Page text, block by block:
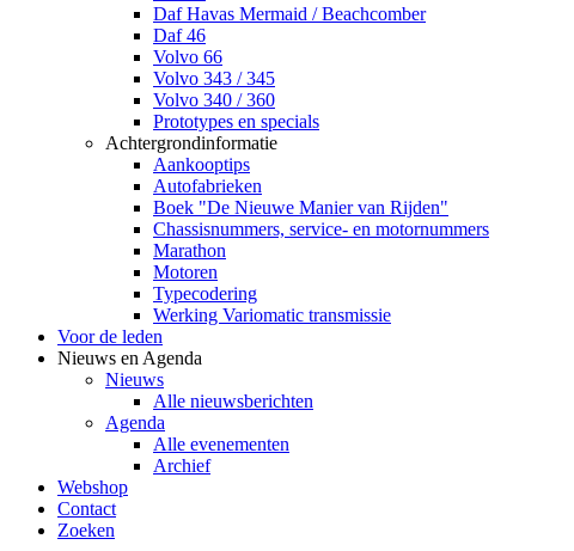
Daf Havas Mermaid / Beachcomber
Daf 46
Volvo 66
Volvo 343 / 345
Volvo 340 / 360
Prototypes en specials
Achtergrondinformatie
Aankooptips
Autofabrieken
Boek "De Nieuwe Manier van Rijden"
Chassisnummers, service- en motornummers
Marathon
Motoren
Typecodering
Werking Variomatic transmissie
Voor de leden
Nieuws en Agenda
Nieuws
Alle nieuwsberichten
Agenda
Alle evenementen
Archief
Webshop
Contact
Zoeken